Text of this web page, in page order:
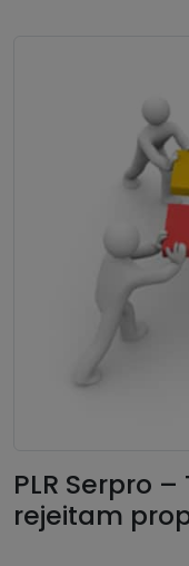
PLR Serpro
rejeitam